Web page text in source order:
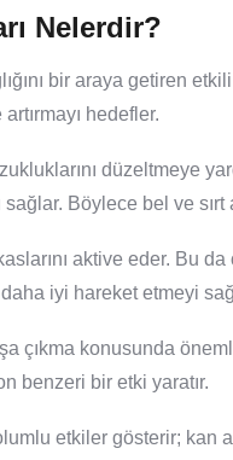
Nelerdir?
bir araya getiren
hedefler.
düzeltmeye
Böylece bel ve sırt
aktive eder. Bu
iyi hareket etmeyi
çıkma konusunda
benzeri bir etki yaratır.
etkiler gösterir; kan